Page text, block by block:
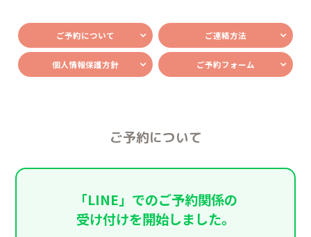
ご予約について ご連絡方法
個人情報保護方針 ご予約フォーム
ご予約について
「LINE」でのご予約関係の
受け付けを開始しました。